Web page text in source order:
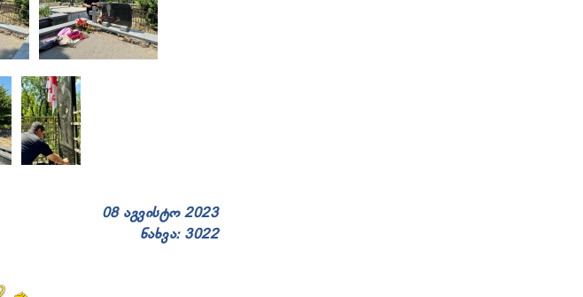
08 აგვისტო 2023
ნახვა: 3022